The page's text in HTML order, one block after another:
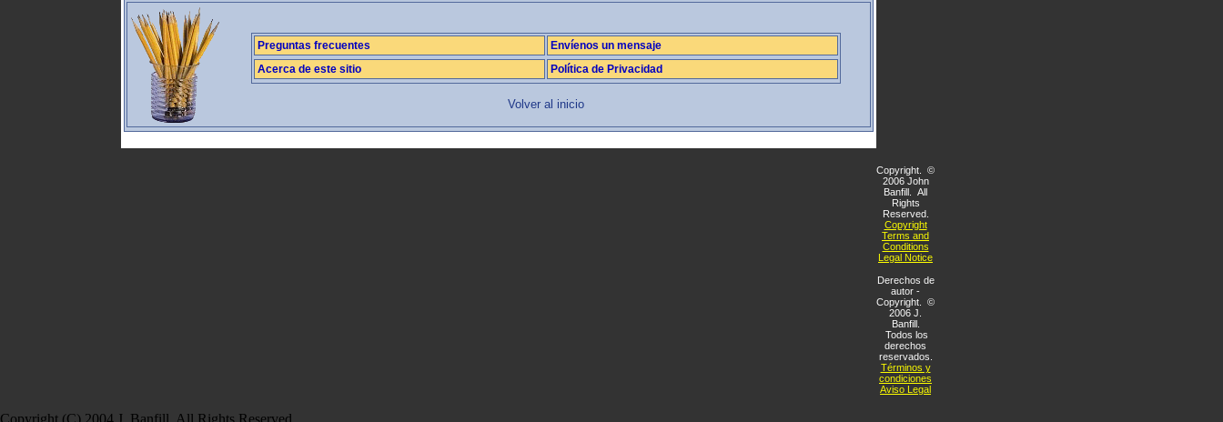
Preguntas frecuentes
Envíenos un mensaje
Acerca de este sitio
Política de Privacidad
Volver al inicio
Copyright. ©
2006 John
Banfill. All
Rights
Reserved.
Copyright
Terms and
Conditions
Legal Notice
Derechos de
autor -
Copyright. ©
2006 J.
Banfill.
Todos los
derechos
reservados.
Términos y
condiciones
Aviso Legal
Copyright (C) 2004 J. Banfill. All Rights Reserved.